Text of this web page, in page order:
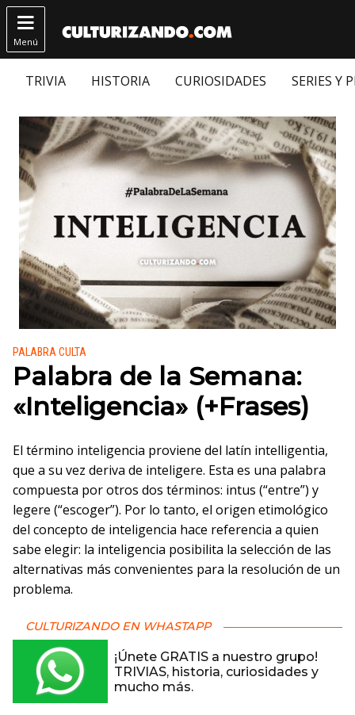

Menú
TRIVIA HISTORIA CURIOSIDADES SERIES Y
Publicado en:
PALABRA CULTA
Palabra de la Semana:
«Inteligencia» (+Frases)
El término inteligencia proviene del latín intelligentia,
que a su vez deriva de inteligere. Esta es una palabra
compuesta por otros dos términos: intus (“entre”) y
legere (“escoger”). Por lo tanto, el origen etimológico
del concepto de inteligencia hace referencia a quien
sabe elegir: la inteligencia posibilita la selección de las
alternativas más convenientes para la resolución de un
problema.
CULTURIZANDO EN WHASTAPP
¡Únete GRATIS a nuestro grupo!
TRIVIAS, historia, curiosidades y
mucho más.